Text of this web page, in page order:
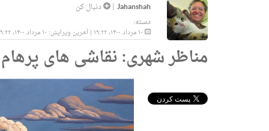
Jahanshah
|
دنبال کن
دسته:
مناظر شهری: نقاشی های